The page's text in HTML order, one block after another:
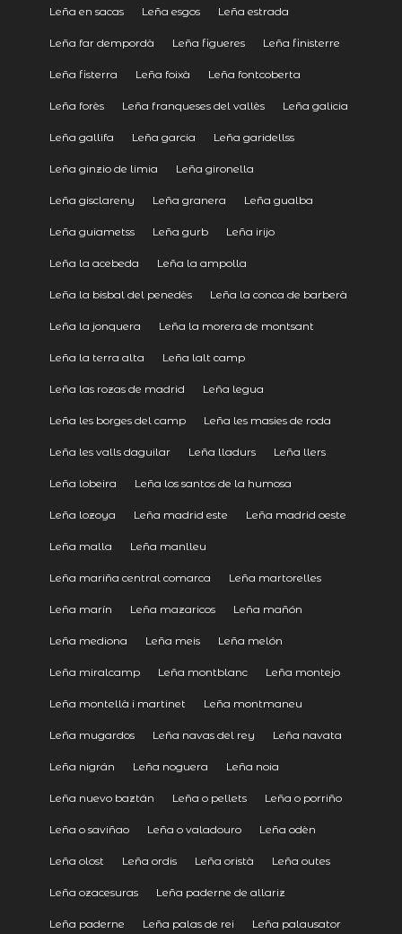
Leña en sacas Leña esgos Leña estrada
Leña far dempordà Leña figueres Leña finisterre
Leña fisterra Leña foixà Leña fontcoberta
Leña forès Leña franqueses del vallès Leña galicia
Leña gallifa Leña garcia Leña garidellss
Leña ginzio de limia Leña gironella
Leña gisclareny Leña granera Leña gualba
Leña guiametss Leña gurb Leña irijo
Leña la acebeda Leña la ampolla
Leña la bisbal del penedès Leña la conca de barberà
Leña la jonquera Leña la morera de montsant
Leña la terra alta Leña lalt camp
Leña las rozas de madrid Leña legua
Leña les borges del camp Leña les masies de roda
Leña les valls daguilar Leña lladurs Leña llers
Leña lobeira Leña los santos de la humosa
Leña lozoya Leña madrid este Leña madrid oeste
Leña malla Leña manlleu
Leña mariña central comarca Leña martorelles
Leña marín Leña mazaricos Leña mañón
Leña mediona Leña meis Leña melón
Leña miralcamp Leña montblanc Leña montejo
Leña montellà i martinet Leña montmaneu
Leña mugardos Leña navas del rey Leña navata
Leña nigrán Leña noguera Leña noia
Leña nuevo baztán Leña o pellets Leña o porriño
Leña o saviñao Leña o valadouro Leña odèn
Leña olost Leña ordis Leña oristà Leña outes
Leña ozacesuras Leña paderne de allariz
Leña paderne Leña palas de rei Leña palausator